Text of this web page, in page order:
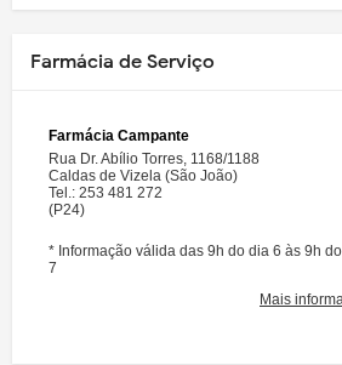
Farmácia de Serviço